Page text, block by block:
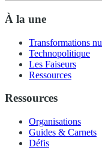
À la une
Transformations
Technopolitique
Les Faiseurs
Ressources
Ressources
Organisations
Guides & Carnets
Défis